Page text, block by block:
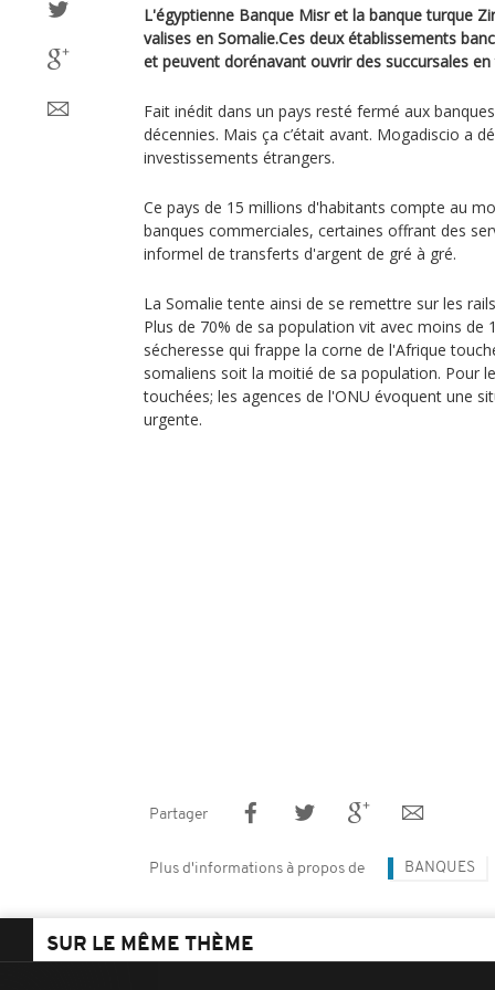
L'égyptienne Banque Misr et la banque turque
valises en Somalie.Ces deux établissements
et peuvent dorénavant ouvrir des succursales
Fait inédit dans un pays resté fermé aux
décennies. Mais ça c’était avant. Mogadiscio a
investissements étrangers.
Ce pays de 15 millions d'habitants compte au
banques commerciales, certaines offrant des
informel de transferts d'argent de gré à gré.
La Somalie tente ainsi de se remettre sur les
Plus de 70% de sa population vit avec moins de
sécheresse qui frappe la corne de l'Afrique
somaliens soit la moitié de sa population. Pour
touchées; les agences de l'ONU évoquent une
urgente.
Partager
Plus d'informations à propos de BANQUES
SUR LE MÊME THÈME